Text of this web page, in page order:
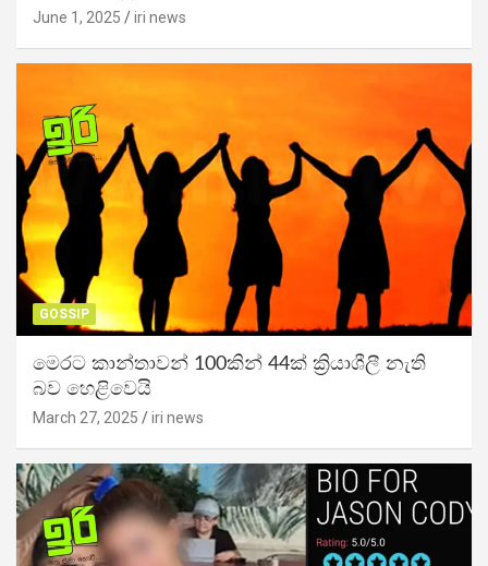
June 1, 2025 iri news
GOSSIP
මෙරට කාන්තාවන් 100කින් 44ක් ක්‍රියාශීලී නැති
බව හෙළිවෙයි
March 27, 2025 iri news